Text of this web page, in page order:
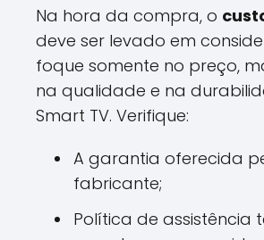
Na hora da compra, o
deve ser levado em
foque somente no preço,
na qualidade e na
Smart TV. Verifique:
A garantia oferecida
fabricante;
Política de assistência